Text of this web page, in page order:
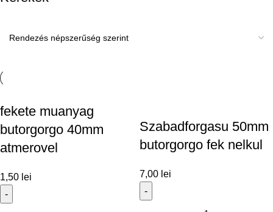
fekete muanyag
butorgorgo 40mm
atmerovel
1,50 lei
Szabadforgasu 50mm
butorgorgo fek nelkul
7,00 lei